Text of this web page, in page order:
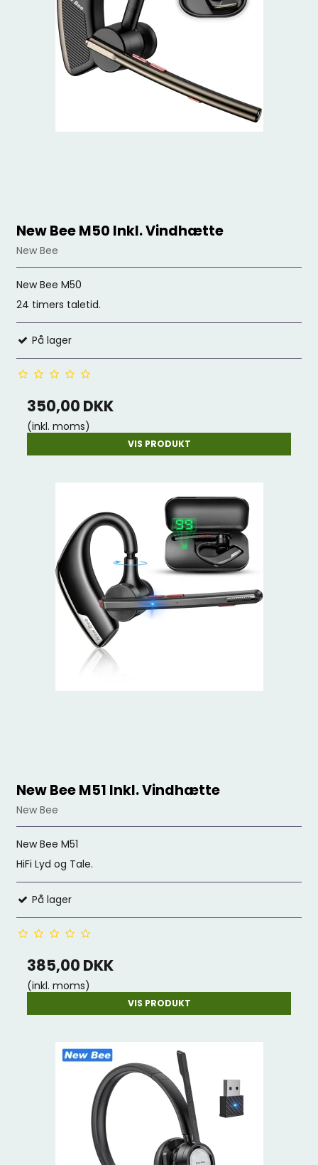
New Bee M50 Inkl. Vindhætte
New Bee
New Bee M50
24 timers taletid.
På lager
350,00 DKK
(inkl. moms)
VIS PRODUKT
New Bee M51 Inkl. Vindhætte
New Bee
New Bee M51
HiFi Lyd og Tale.
På lager
385,00 DKK
(inkl. moms)
VIS PRODUKT